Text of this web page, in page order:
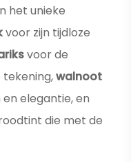
het unieke
voor zijn tijdloze
voor de
tekening,walnoot
elegantie, en
die met de